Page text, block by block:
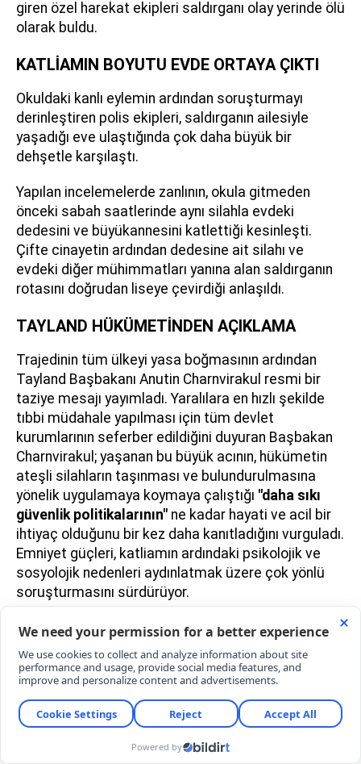
giren özel harekat ekipleri saldırganı olay yerinde ölü
olarak buldu.
KATLİAMIN BOYUTU EVDE ORTAYA ÇIKTI
Okuldaki kanlı eylemin ardından soruşturmayı
derinleştiren polis ekipleri, saldırganın ailesiyle
yaşadığı eve ulaştığında çok daha büyük bir
dehşetle karşılaştı.
Yapılan incelemelerde zanlının, okula gitmeden
önceki sabah saatlerinde aynı silahla evdeki
dedesini ve büyükannesini katlettiği kesinleşti.
Çifte cinayetin ardından dedesine ait silahı ve
evdeki diğer mühimmatları yanına alan saldırganın
rotasını doğrudan liseye çevirdiği anlaşıldı.
TAYLAND HÜKÜMETİNDEN AÇIKLAMA
Trajedinin tüm ülkeyi yasa boğmasının ardından
Tayland Başbakanı Anutin Charnvirakul resmi bir
taziye mesajı yayımladı. Yaralılara en hızlı şekilde
tıbbi müdahale yapılması için tüm devlet
kurumlarının seferber edildiğini duyuran Başbakan
Charnvirakul; yaşanan bu büyük acının, hükümetin
ateşli silahların taşınması ve bulundurulmasına
yönelik uygulamaya koymaya çalıştığı "daha sıkı
güvenlik politikalarının" ne kadar hayati ve acil bir
ihtiyaç olduğunu bir kez daha kanıtladığını vurguladı.
Emniyet güçleri, katliamın ardındaki psikolojik ve
sosyolojik nedenleri aydınlatmak üzere çok yönlü
soruşturmasını sürdürüyor.
YORUMLAR
YORUM YAZ